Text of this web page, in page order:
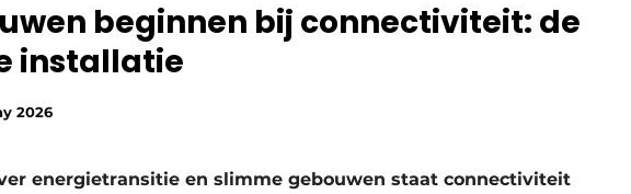
beginnen bij connectiviteit: de
installatie
2026
energietransitie en slimme gebouwen staat connectiviteit